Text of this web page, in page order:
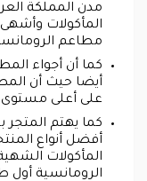
مدن المملكة
المأكولات
مطاعم
كما أن أجواء
أيضا حيث أن
على أعلى مستوى
كما يهتم
أفضل أنواع
المأكولات
الرومانسية أول طلب